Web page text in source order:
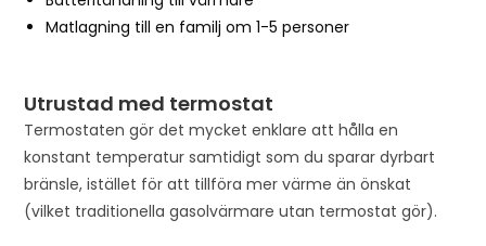
h
r
o
d
u
c
Matlagning till en familj om 1-5 personer
Utrustad med termostat
Termostaten gör det mycket enklare att hålla en
konstant temperatur samtidigt som du sparar dyrbart
bränsle, istället för att tillföra mer värme än önskat
(vilket traditionella gasolvärmare utan termostat gör).